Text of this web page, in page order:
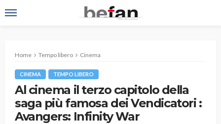
Home Tempo libero Cinema
CINEMA TEMPO LIBERO
Al cinema il terzo capitolo della
saga più famosa dei Vendicatori :
Avangers: Infinity War